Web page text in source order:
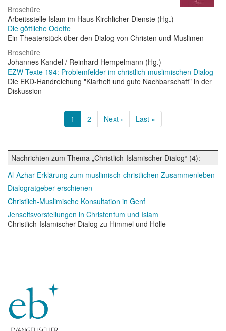
Broschüre
Arbeitsstelle Islam im Haus Kirchlicher Dienste (Hg.)
Die göttliche Odette
Ein Theaterstück über den Dialog von Christen und Muslimen
Broschüre
Johannes Kandel / Reinhard Hempelmann (Hg.)
EZW-Texte 194: Problemfelder im christlich-muslimischen Dialog
Die EKD-Handreichung "Klarheit und gute Nachbarschaft" in der
Diskussion
Seitennummerierung
Aktuelle
Seite
1 Page
2
Nächste
Seite
Next ›
Letzte
Seite
Last »
Nachrichten zum Thema „Christlich-Islamischer Dialog“ (4):
Al-Azhar-Erklärung zum muslimisch-christlichen Zusammenleben
Dialogratgeber erschienen
Christlich-Muslimische Konsultation in Genf
Jenseitsvorstellungen in Christentum und Islam
Christlich-Islamischer-Dialog zu Himmel und Hölle